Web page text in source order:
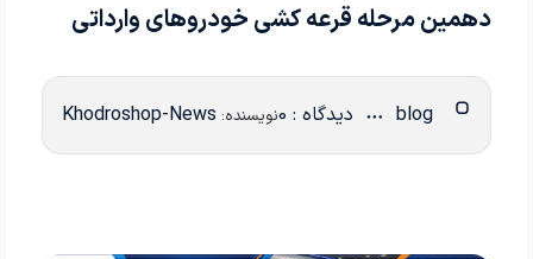
دهمین مرحله قرعه کشی خودروهای وارداتی
دیدگاه : 0 نویسنده: Khodroshop-News